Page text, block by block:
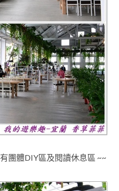
有團體DIY區及閱讀休息區 ~~